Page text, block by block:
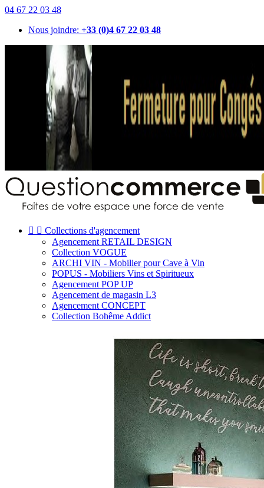
04 67 22 03 48
Nous joindre: +33 (0)4 67 22 03 48
  Collections d'agencement
Agencement RETAIL DESIGN
Collection VOGUE
ARCHI VIN - Mobilier pour Cave à Vin
POPUS - Mobiliers Vins et Spiritueux
Agencement POP UP
Agencement de magasin L3
Agencement CONCEPT
Collection Bohême Addict